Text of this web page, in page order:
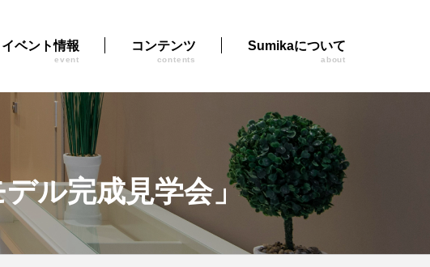
イベント情報
event
コンテンツ
contents
Sumikaについて
about
ル完成見学会」